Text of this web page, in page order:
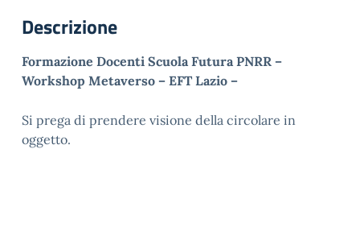
Descrizione
Formazione Docenti Scuola Futura PNRR –
Workshop Metaverso – EFT Lazio –
Si prega di prendere visione della circolare in
oggetto.